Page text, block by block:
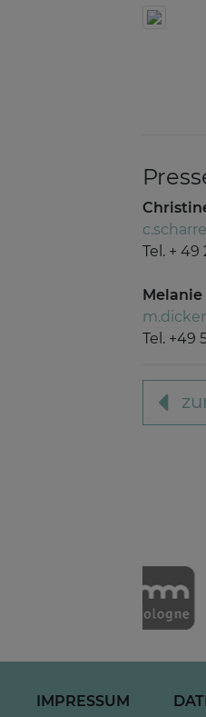
Tel. + 49
Tel. +49
IMPRESSUM